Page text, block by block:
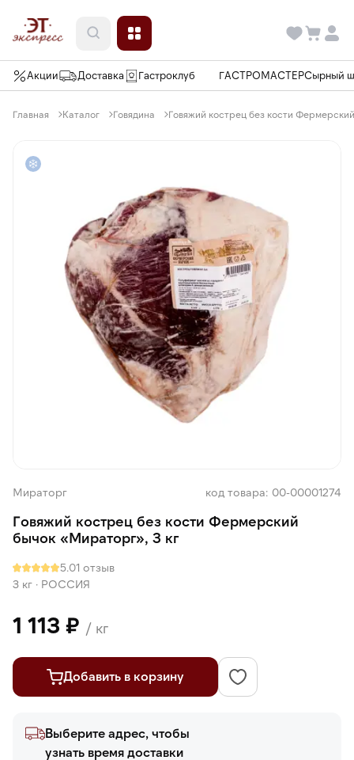
Акции Доставка Гастроклуб ГАСТРОМАСТЕРСырный
Главная Каталог Говядина Говяжий кострец без кости
Мираторг код товара: 00-00001274
Говяжий кострец без кости Фермерский
бычок «Мираторг», 3 кг
5.01 отзыв
3 кг · РОССИЯ
1 113 ₽ / кг
Добавить в корзину
Выберите адрес, чтобы
узнать время доставки